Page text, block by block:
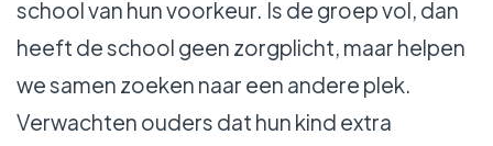
school van hun voorkeur. Is de groep vol, dan
heeft de school geen zorgplicht, maar helpen
we samen zoeken naar een andere plek.
Verwachten ouders dat hun kind extra